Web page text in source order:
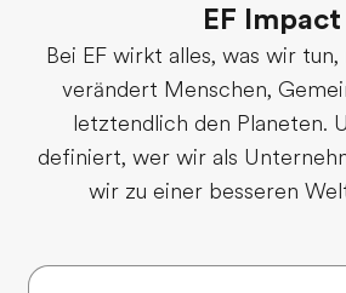
EF Impact
Bei EF wirkt alles, was wir tun,
verändert Menschen,
letztendlich den Planeten.
definiert, wer wir als
wir zu einer besseren